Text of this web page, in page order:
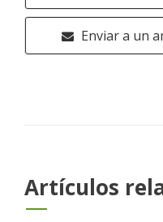
Enviar a un
Artículos